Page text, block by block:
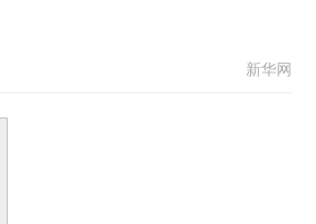
新华网